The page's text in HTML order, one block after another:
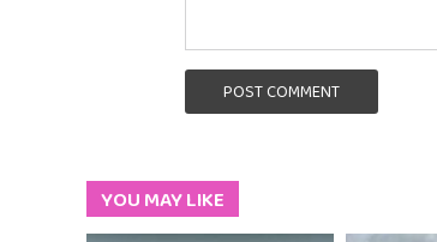
POST COMMENT
YOU MAY LIKE